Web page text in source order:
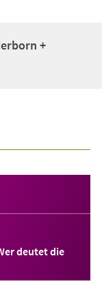
+
deutet die